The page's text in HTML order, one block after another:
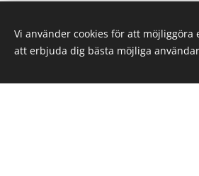
Vi använder cookies för att
att erbjuda dig bästa möjliga